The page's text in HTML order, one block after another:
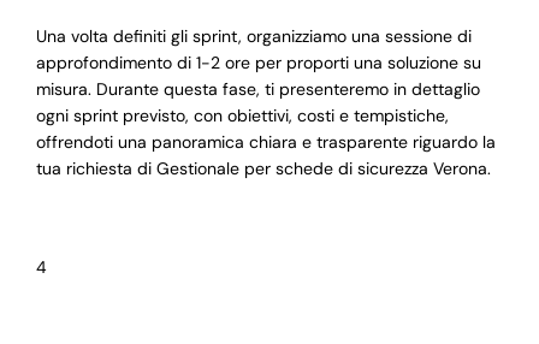
Una volta definiti gli sprint, organizziamo una sessione di
approfondimento di 1-2 ore per proporti una soluzione su
misura. Durante questa fase, ti presenteremo in dettaglio
ogni sprint previsto, con obiettivi, costi e tempistiche,
offrendoti una panoramica chiara e trasparente riguardo la
tua richiesta di Gestionale per schede di sicurezza Verona.
4